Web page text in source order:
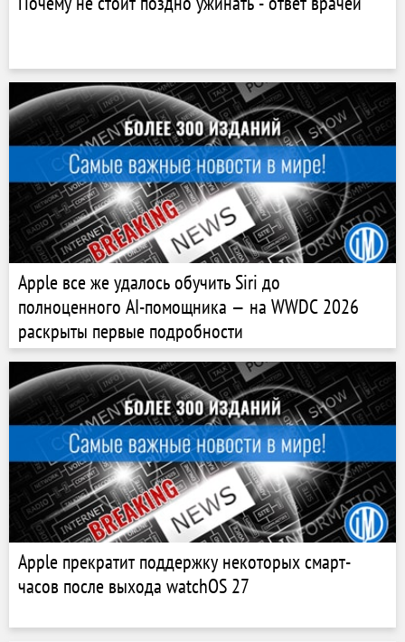
Apple все же удалось обучить Siri до
полноценного AI-помощника — на WWDC 2026
раскрыты первые подробности
Apple прекратит поддержку некоторых смарт-
часов после выхода watchOS 27